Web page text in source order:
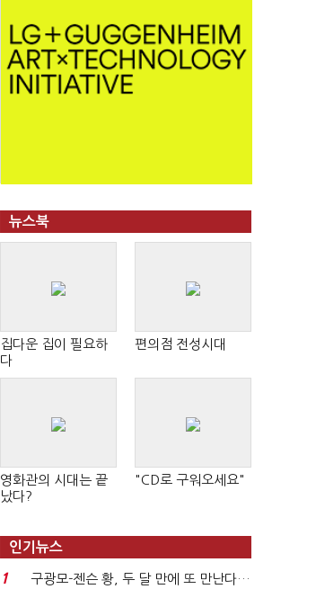
뉴스북
집다운 집이 필요하
다
편의점 전성시대
영화관의 시대는 끝
났다?
"CD로 구워오세요"
인기뉴스
1
구광모-젠슨 황, 두 달 만에 또 만난다…